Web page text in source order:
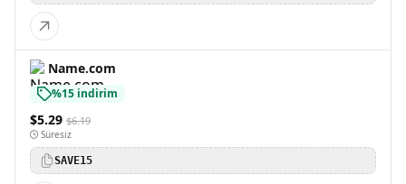
Name.com
%15 indirim
$5.29 $6.19
Süresiz
SAVE15